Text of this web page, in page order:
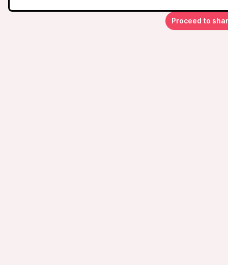
Proceed to